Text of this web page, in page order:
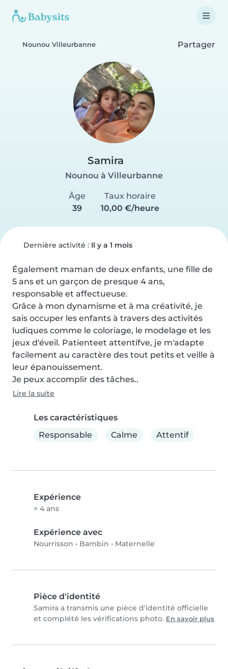
Nounou Villeurbanne Partager
Samira
Nounou à Villeurbanne
Âge
39
Taux horaire
10,00 €/heure
Dernière activité : Il y a 1 mois
Également maman de deux enfants, une fille de
5 ans et un garçon de presque 4 ans,
responsable et affectueuse.
Grâce à mon dynamisme et à ma créativité, je
sais occuper les enfants à travers des activités
ludiques comme le coloriage, le modelage et les
jeux d'éveil. Patienteet attentifve, je m'adapte
facilement au caractère des tout petits et veille à
leur épanouissement.
Je peux accomplir des tâches..
Lire la suite
Les caractéristiques
Responsable
Calme Attentif
Expérience
> 4 ans
Expérience avec
Nourrisson • Bambin • Maternelle
Pièce d'identité
Samira a transmis une pièce d'identité officielle
et complété les vérifications photo. En savoir plus